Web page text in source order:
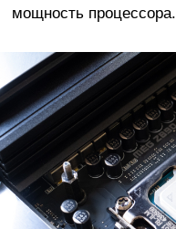
мощность процессора.